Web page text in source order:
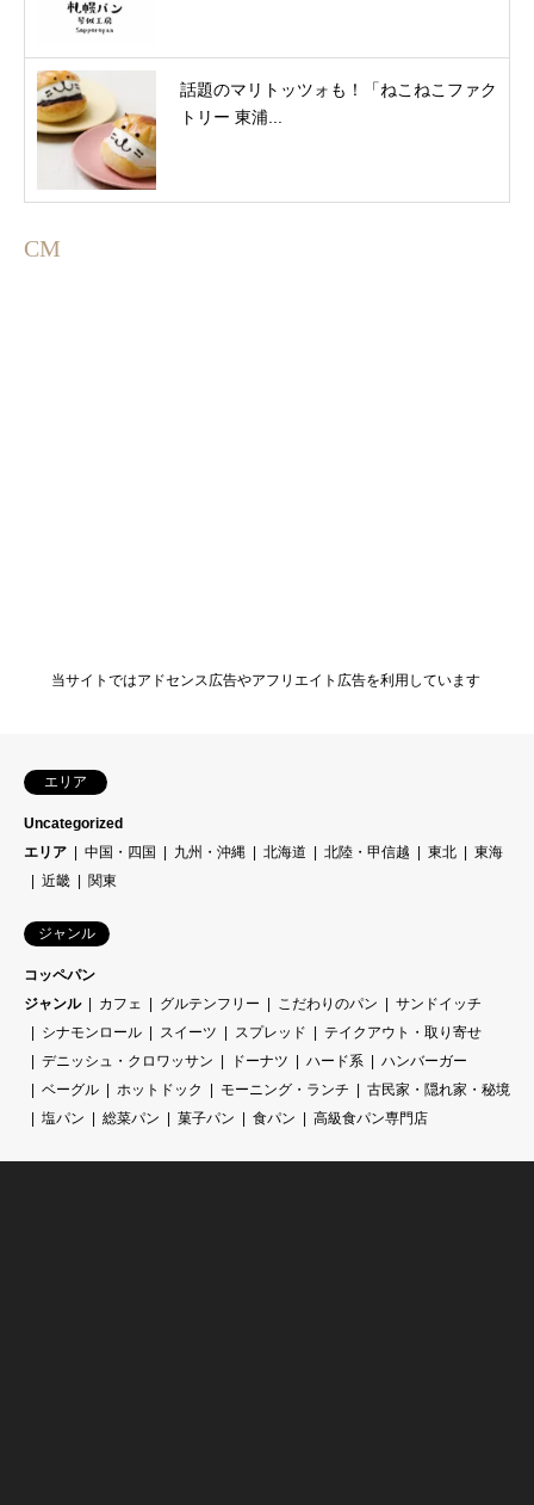
話題のマリトッツォも！「ねこねこファク
トリー 東浦...
CM
当サイトではアドセンス広告やアフリエイト広告を利用しています
エリア
Uncategorized
エリア
中国・四国 九州・沖縄 北海道 北陸・甲信越 東北
東海
近畿
関東
ジャンル
コッペパン
ジャンル
カフェ グルテンフリー こだわりのパン
サンドイッチ
シナモンロール
スイーツ スプレッド
テイクアウト・取り寄せ
デニッシュ・クロワッサン
ドーナツ ハード系
ハンバーガー
ベーグル
ホットドック モーニング・ランチ
古民家・隠れ家・秘境
塩パン
総菜パン 菓子パン 食パン 高級食パン専門店